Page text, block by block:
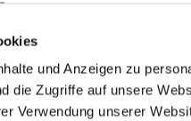
und Anzeigen zu
die Zugriffe auf unsere
Verwendung unserer